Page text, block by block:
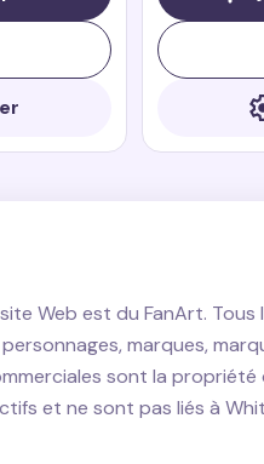
toujours
Web est du FanArt. Tous
marques,
sont la propriété
et ne sont pas liés à